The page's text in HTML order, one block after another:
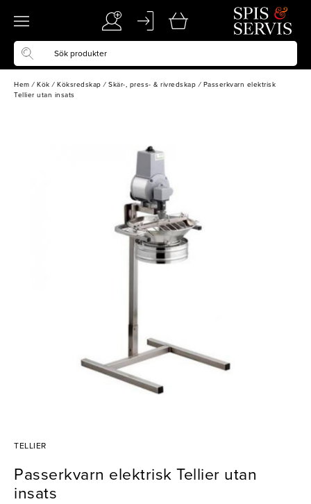
Hem / Kök / Köksredskap / Skär-, press- & rivredskap / Passerkvarn elektrisk
Tellier utan insats
TELLIER
Passerkvarn elektrisk Tellier utan
insats